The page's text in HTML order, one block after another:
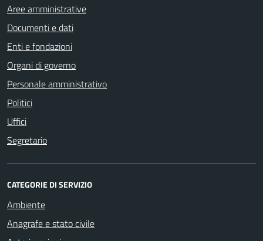
Aree amministrative
Documenti e dati
Enti e fondazioni
Organi di governo
Personale amministrativo
Politici
Uffici
Segretario
CATEGORIE DI SERVIZIO
Ambiente
Anagrafe e stato civile